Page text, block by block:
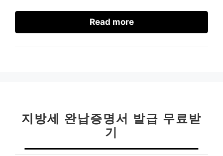
Read more
지방세 완납증명서 발급 무료받
기